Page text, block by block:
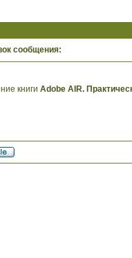
сообщения:
книги Adobe AIR.